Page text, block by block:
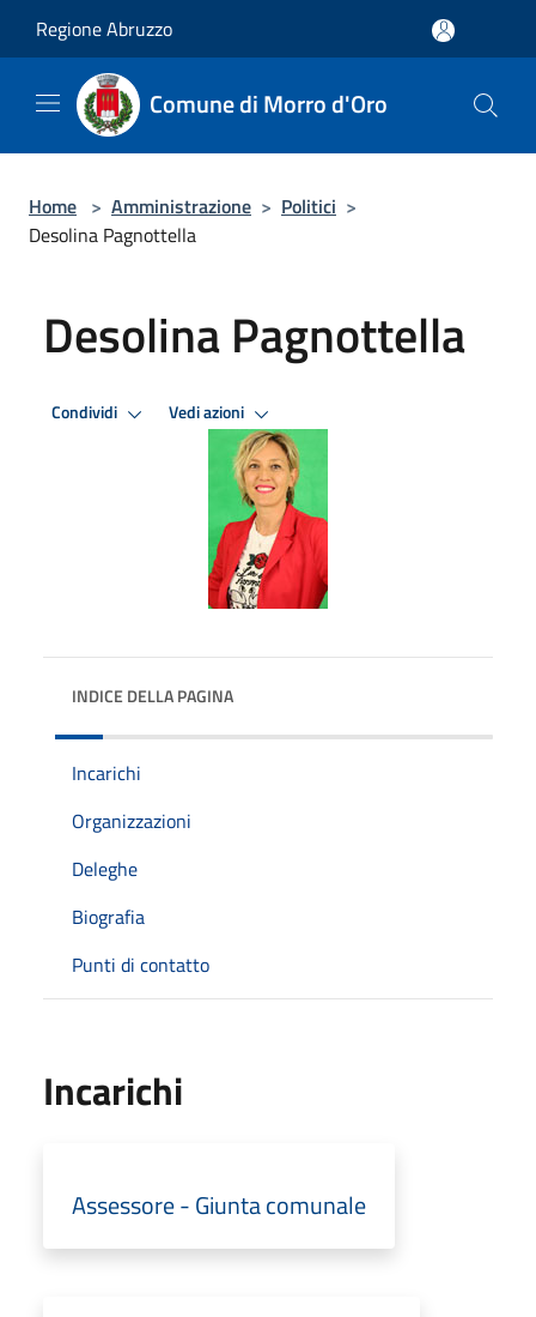
Regione Abruzzo
Comune di Morro d'Oro
Home > Amministrazione > Politici >
Desolina Pagnottella
Desolina Pagnottella
Condividi Vedi azioni
INDICE DELLA PAGINA
Incarichi
Organizzazioni
Deleghe
Biografia
Punti di contatto
Incarichi
Assessore - Giunta comunale